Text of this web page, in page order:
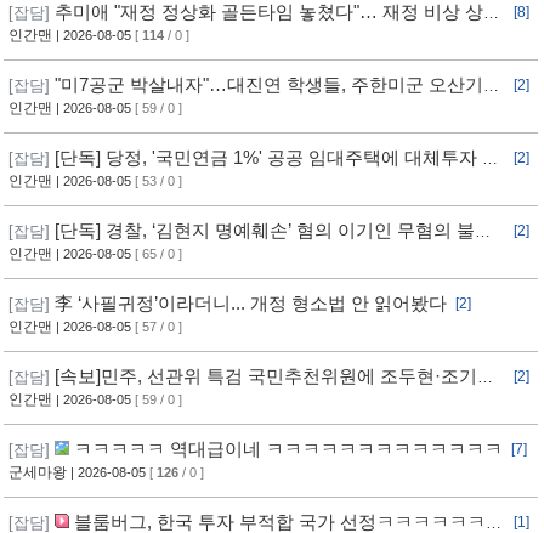
[잡담] 추미애 "재정 정상화 골든타임 놓쳤다"… 재정 비상 상황
선언
[8]
인간맨 | 2026-08-05 [ 114 / 0 ]
[잡담] "미7공군 박살내자"…대진연 학생들, 주한미군 오산기지
무단침입 [영상]
[2]
인간맨 | 2026-08-05 [ 59 / 0 ]
[잡담] [단독] 당정, '국민연금 1%' 공공 임대주택에 대체투자 검
토
[2]
인간맨 | 2026-08-05 [ 53 / 0 ]
[잡담] [단독] 경찰, ‘김현지 명예훼손’ 혐의 이기인 무혐의 불송
치
[2]
인간맨 | 2026-08-05 [ 65 / 0 ]
[잡담] 李 ‘사필귀정’이라더니... 개정 형소법 안 읽어봤다
[2]
인간맨 | 2026-08-05 [ 57 / 0 ]
[잡담] [속보]민주, 선관위 특검 국민추천위원에 조두현·조기연
변호사, 하상응 교수 추천
[2]
인간맨 | 2026-08-05 [ 59 / 0 ]
[잡담] ㅋㅋㅋㅋㅋ 역대급이네 ㅋㅋㅋㅋㅋㅋㅋㅋㅋㅋㅋㅋㅋ
[7]
군세마왕 | 2026-08-05 [ 126 / 0 ]
[잡담]
블룸버그, 한국 투자 부적합 국가 선정ㅋㅋㅋㅋㅋㅋㅋ
[1]